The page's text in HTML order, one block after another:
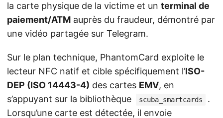
la carte physique de la victime et un terminal de
paiement/ATM auprès du fraudeur, démontré par
une vidéo partagée sur Telegram.
Sur le plan technique, PhantomCard exploite le
lecteur NFC natif et cible spécifiquement l’ISO-
DEP (ISO 14443-4) des cartes EMV, en
s’appuyant sur la bibliothèque
scuba_smartcards
.
Lorsqu’une carte est détectée, il envoie